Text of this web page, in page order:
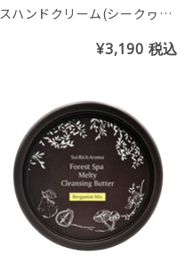
スハンドクリーム(シークヮー
¥3,190 税込